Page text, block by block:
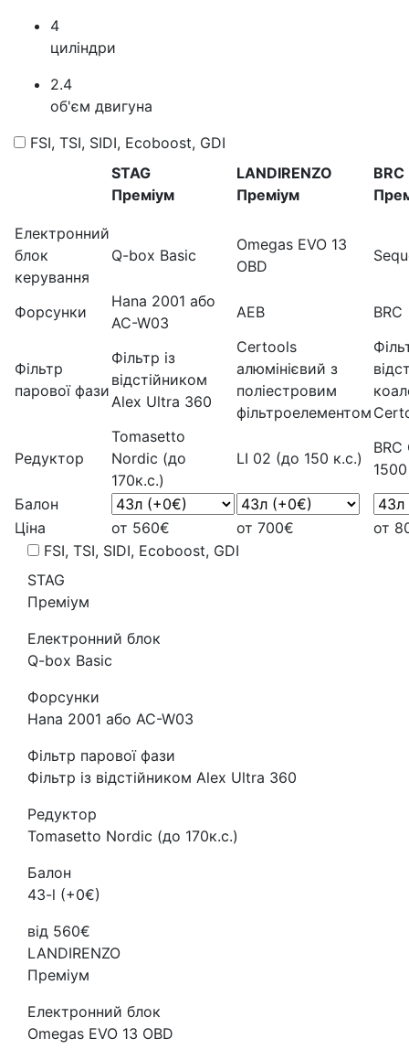
4
циліндри
2.4
об'єм двигуна
FSI, TSI, SIDI, Ecoboost, GDI
STAG
Преміум
LANDIRENZO
Преміум
BRC
Електронний
блок
керування
Q-box Basic
Omegas EVO 13
OBD
Форсунки
Hana 2001 або
AC-W03
AEB BRC
Фільтр
парової фази
Фільтр із
відстійником
Alex Ultra 360
Certools
алюмінієвий з
поліестровим
фільтроелементом
Редуктор
Tomasetto
Nordic (до
170к.с.)
LI 02 (до 150 к.с.)
BRC
1500
Балон
Ціна
от 560€ от 700€
от
FSI, TSI, SIDI, Ecoboost, GDI
STAG
Преміум
Електронний блок
Q-box Basic
Форсунки
Hana 2001 або AC-W03
Фільтр парової фази
Фільтр із відстійником Alex Ultra 360
Редуктор
Tomasetto Nordic (до 170к.с.)
Балон
43-l (+0€)
від 560€
LANDIRENZO
Преміум
Електронний блок
Omegas EVO 13 OBD